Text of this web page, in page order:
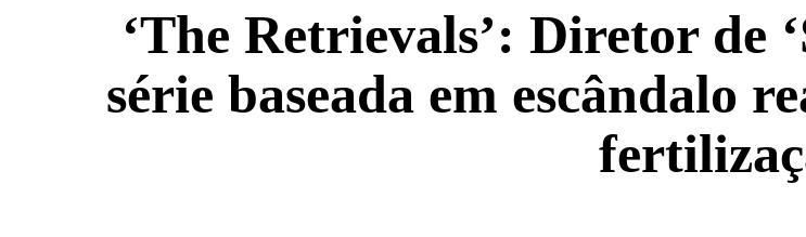
‘The Retrievals’: Diretor de
série baseada em escândalo